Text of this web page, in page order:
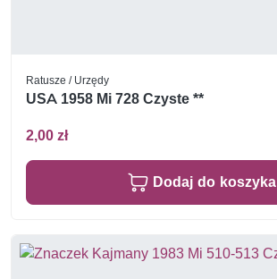
Ratusze / Urzędy
USA 1958 Mi 728 Czyste **
2,00 zł
Dodaj do koszyka